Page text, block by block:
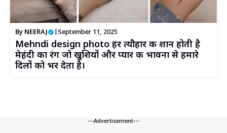
By NEERAJ September 11, 2025
Mehndi design photo हर त्यौहार की शान होती है
मेहंदी का रंग जो खुशियों और प्यार की भावना से हमारे
दिलों को भर देता है।
---Advertisement---